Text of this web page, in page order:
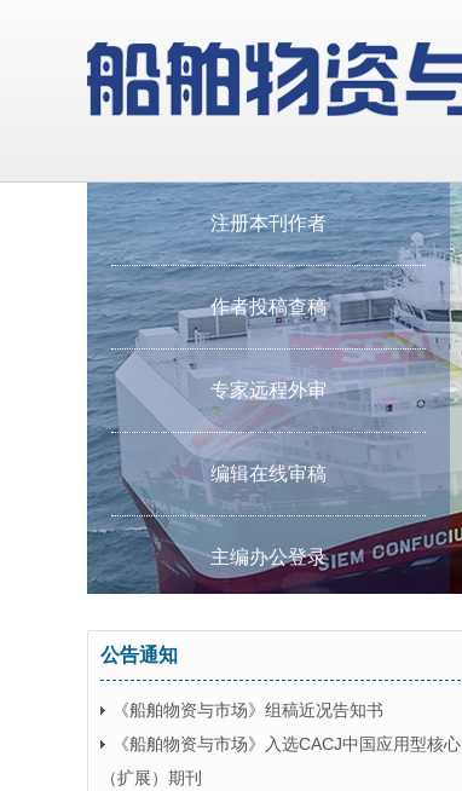
注册本刊作者
作者投稿查稿
专家远程外审
编辑在线审稿
主编办公登录
公告通知
《船舶物资与市场》组稿近况告知书
《船舶物资与市场》入选CACJ中国应用型核心
（扩展）期刊